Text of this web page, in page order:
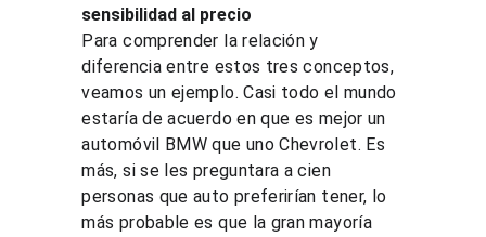
sensibilidad al precio
Para comprender la relación y
diferencia entre estos tres conceptos,
veamos un ejemplo. Casi todo el mundo
estaría de acuerdo en que es mejor un
automóvil BMW que uno Chevrolet. Es
más, si se les preguntara a cien
personas que auto preferirían tener, lo
más probable es que la gran mayoría